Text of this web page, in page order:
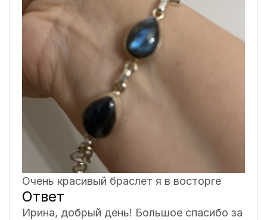
Очень красивый браслет я в восторге
Ответ
Ирина, добрый день! Большое спасибо за